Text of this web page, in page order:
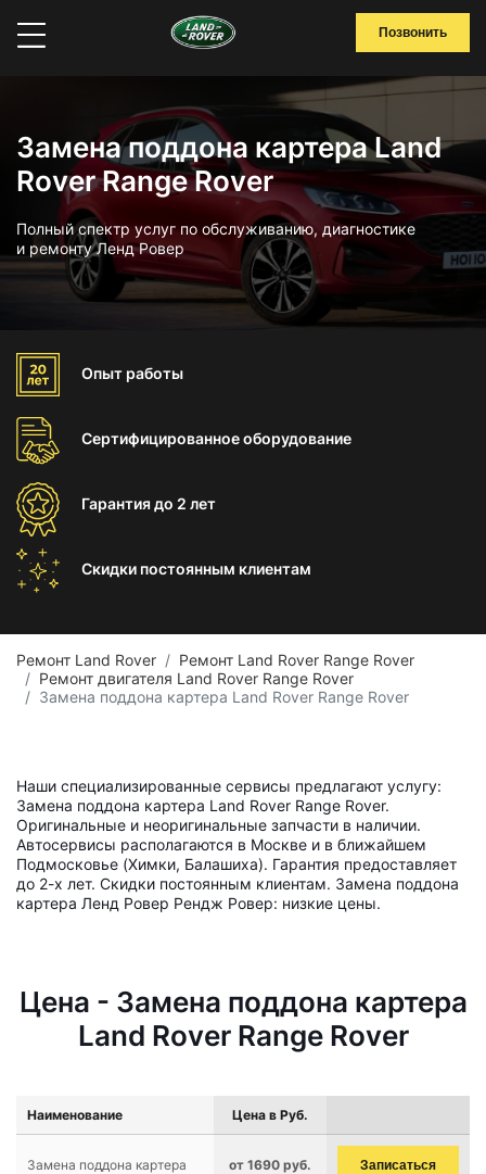
Позвонить
Замена поддона картера Land
Rover Range Rover
Полный спектр услуг по обслуживанию, диагностике
и ремонту Ленд Ровер
Опыт работы
Сертифицированноеоборудование
Гарантиядо 2 лет
Скидки постоянным клиентам
Ремонт Land Rover
Ремонт Land Rover Range Rover
Ремонт двигателя Land Rover Range Rover
Замена поддона картера Land Rover Range Rover
Наши специализированные сервисы предлагают услугу:
Замена поддона картера Land Rover Range Rover.
Оригинальные и неоригинальные запчасти в наличии.
Автосервисы располагаются в Москве и в ближайшем
Подмосковье (Химки, Балашиха). Гарантия предоставляет
до 2-х лет. Скидки постоянным клиентам. Замена поддона
картера Ленд Ровер Рендж Ровер: низкие цены.
Цена - Замена поддона картера
Land Rover Range Rover
Наименование Цена в Руб.
Замена поддона картера от 1690 руб. Записаться